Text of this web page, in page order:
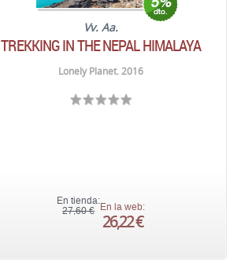
Vv. Aa.
TREKKING IN THE NEPAL HIMALAYA
Lonely Planet. 2016
En tienda:
27,60 €
En la web:
26,22 €